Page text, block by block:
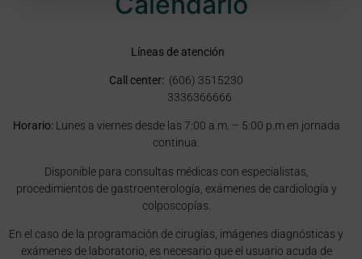
Líneas de atención
Call center: (606) 3515230
3336366666
Horario:Lunes a viernes desde las 7:00 a.m. – 5:00 p.m en jornada
continua.
Disponible para consultas médicas con especialistas,
procedimientos de gastroenterología, exámenes de cardiología y
colposcopías.
En el caso de la programación de cirugías, imágenes diagnósticas y
exámenes de laboratorio, es necesario que el usuario acuda de